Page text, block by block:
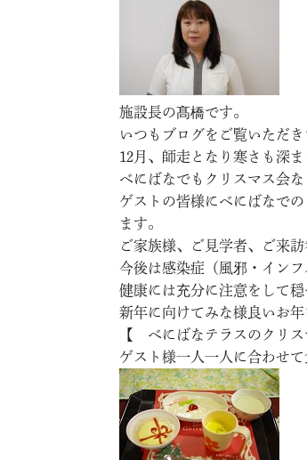
施設長の髙橋です。
いつもブログをご覧いただ
12月、師走となり寒さも深ま
べにばなでもクリスマス会
ゲストの皆様にべにばなで
ます。
ご家族様、ご見学者、ご来
今後は感染症（風邪・イン
健康には充分に注意をして
新年に向けてみな様良いお年
【 べにばなテラスのクリ
ゲスト様一人一人に合わせ